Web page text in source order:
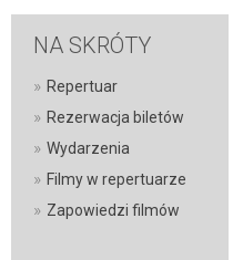
NA SKRÓTY
» Repertuar
» Rezerwacja biletów
» Wydarzenia
» Filmy w repertuarze
» Zapowiedzi filmów